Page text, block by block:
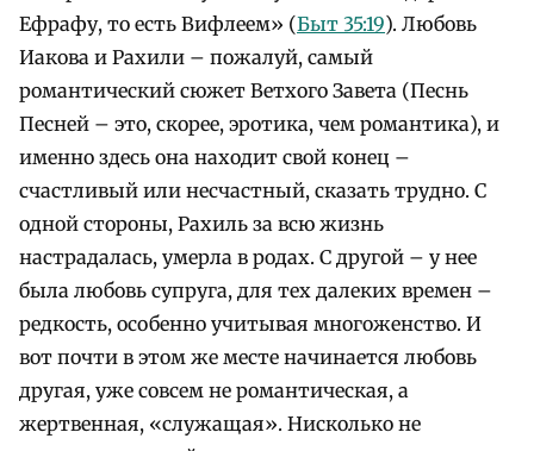
Ефрафу, то есть Вифлеем» (Быт 35:19). Любовь
Иакова и Рахили – пожалуй, самый
романтический сюжет Ветхого Завета (Песнь
Песней – это, скорее, эротика, чем романтика), и
именно здесь она находит свой конец –
счастливый или несчастный, сказать трудно. С
одной стороны, Рахиль за всю жизнь
настрадалась, умерла в родах. С другой – у нее
была любовь супруга, для тех далеких времен –
редкость, особенно учитывая многоженство. И
вот почти в этом же месте начинается любовь
другая, уже совсем не романтическая, а
жертвенная, «служащая». Нисколько не